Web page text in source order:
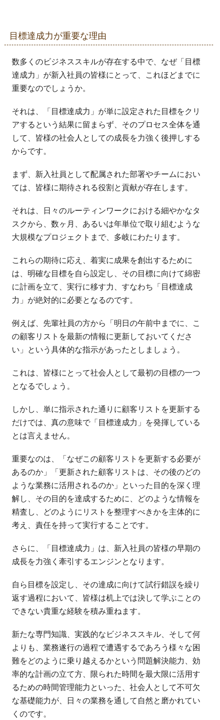
目標達成力が重要な理由
数多くのビジネススキルが存在する中で、なぜ「目標
達成力」が新入社員の皆様にとって、これほどまでに
重要なのでしょうか。
それは、「目標達成力」が単に設定された目標をクリ
アするという結果に留まらず、そのプロセス全体を通
して、皆様の社会人としての成長を力強く後押しする
からです。
まず、新入社員として配属された部署やチームにおい
ては、皆様に期待される役割と貢献が存在します。
それは、日々のルーティンワークにおける細やかなタ
スクから、数ヶ月、あるいは年単位で取り組むような
大規模なプロジェクトまで、多岐にわたります。
これらの期待に応え、着実に成果を創出するために
は、明確な目標を自ら設定し、その目標に向けて綿密
に計画を立て、実行に移す力、すなわち「目標達成
力」が絶対的に必要となるのです。
例えば、先輩社員の方から「明日の午前中までに、こ
の顧客リストを最新の情報に更新しておいてくださ
い」という具体的な指示があったとしましょう。
これは、皆様にとって社会人として最初の目標の一つ
となるでしょう。
しかし、単に指示された通りに顧客リストを更新する
だけでは、真の意味で「目標達成力」を発揮している
とは言えません。
重要なのは、「なぜこの顧客リストを更新する必要が
あるのか」「更新された顧客リストは、その後のどの
ような業務に活用されるのか」といった目的を深く理
解し、その目的を達成するために、どのような情報を
精査し、どのようにリストを整理すべきかを主体的に
考え、責任を持って実行することです。
さらに、「目標達成力」は、新入社員の皆様の早期の
成長を力強く牽引するエンジンとなります。
自ら目標を設定し、その達成に向けて試行錯誤を繰り
返す過程において、皆様は机上では決して学ぶことの
できない貴重な経験を積み重ねます。
新たな専門知識、実践的なビジネススキル、そして何
よりも、業務遂行の過程で遭遇するであろう様々な困
難をどのように乗り越えるかという問題解決能力、効
率的な計画の立て方、限られた時間を最大限に活用す
るための時間管理能力といった、社会人として不可欠
な基礎能力が、日々の業務を通して自然と磨かれてい
くのです。